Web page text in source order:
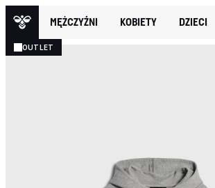
MĘŻCZYŹNI KOBIETY DZIECI
OUTLET